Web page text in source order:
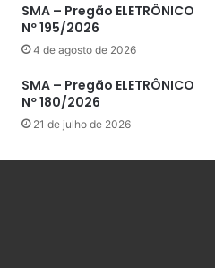
SMA – Pregão ELETRÔNICO
Nº 195/2026
4 de agosto de 2026
SMA – Pregão ELETRÔNICO
Nº 180/2026
21 de julho de 2026